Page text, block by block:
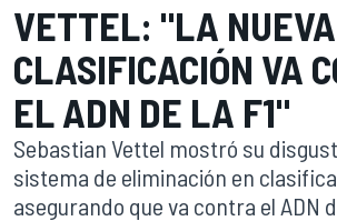
VETTEL: "LA NUEVA
CLASIFICACIÓN VA
EL ADN DE LA F1"
Sebastian Vettel mostró su
sistema de eliminación en
asegurando que va contra el ADN